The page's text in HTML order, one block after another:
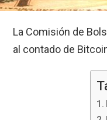
La Comisión de
al contado de